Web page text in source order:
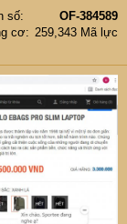
số
OF-384589
cơ
259,343 Mã lực